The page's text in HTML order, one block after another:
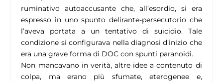
ruminativo autoaccusante che, all’esordio, si era
espresso in uno spunto delirante-persecutorio che
l’aveva portata a un tentativo di suicidio. Tale
condizione si configurava nella diagnosi d’inizio che
era una grave forma di DOC con spunti paranoidi.
Non mancavano in verità, altre idee a contenuto di
colpa, ma erano più sfumate, eterogenee e,